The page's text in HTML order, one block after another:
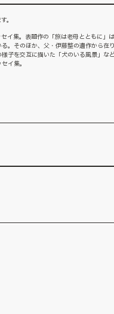
。
イ集。表題作の「旅は老母とともに」
。そのほか、父・伊藤整の遺作から在
子を交互に描いた「犬のいる風景」な
イ集。